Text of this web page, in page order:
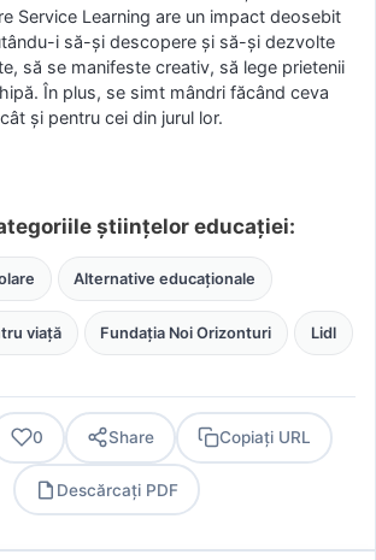
Service Learning are un impact deosebit
i să-și descopere și să-și dezvolte
să se manifeste creativ, să lege prietenii
În plus, se simt mândri făcând ceva
și pentru cei din jurul lor.
științelor educației:
Alternative educaționale
viață Fundația Noi Orizonturi Lidl
0 Share Copiați URL
Descărcați PDF